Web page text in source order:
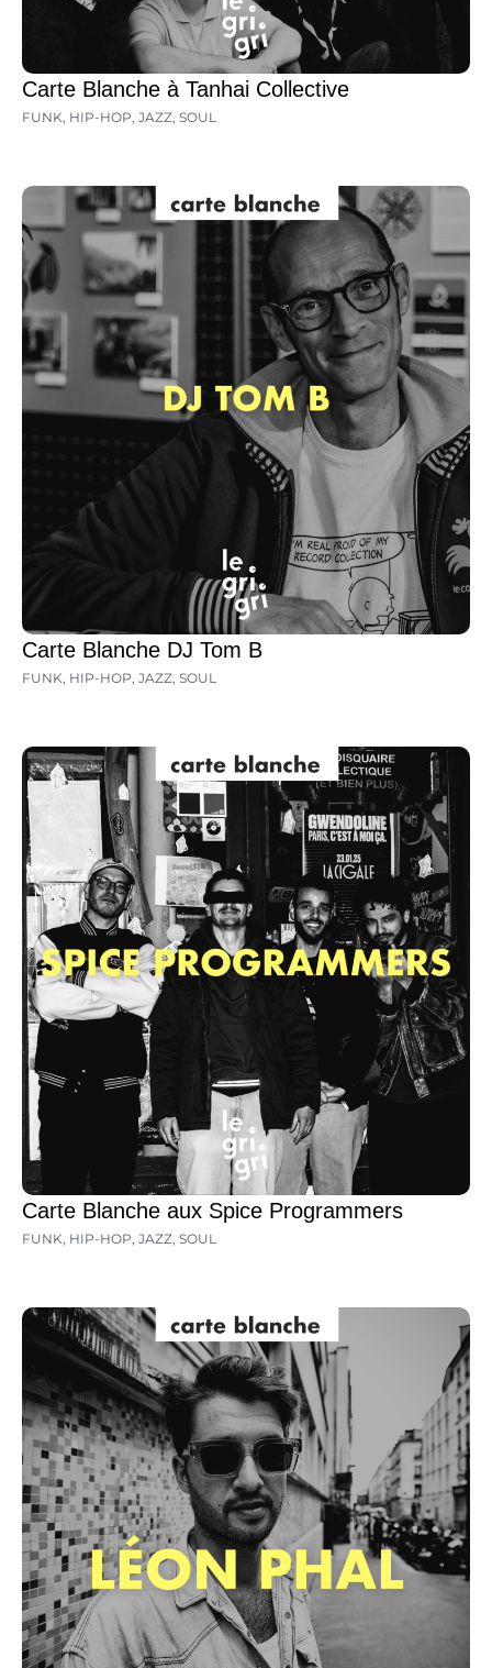
Carte Blanche à Tanhai Collective
FUNK, HIP-HOP, JAZZ, SOUL
Carte Blanche DJ Tom B
FUNK, HIP-HOP, JAZZ, SOUL
Carte Blanche aux Spice Programmers
FUNK, HIP-HOP, JAZZ, SOUL